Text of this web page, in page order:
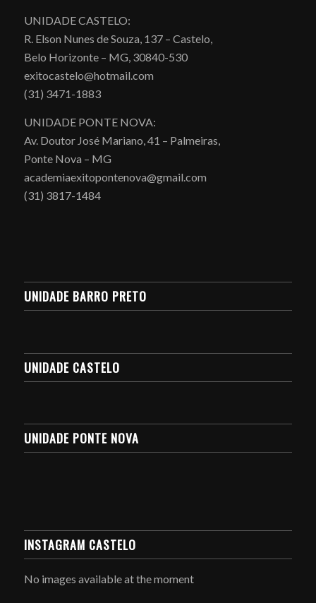
UNIDADE CASTELO:
R. Elson Nunes de Souza, 137 – Castelo,
Belo Horizonte – MG, 30840-530
exitocastelo@hotmail.com
(31) 3471-1883
UNIDADE PONTE NOVA:
Av. Doutor José Mariano, 41 – Palmeiras,
Ponte Nova – MG
academiaexitopontenova@gmail.com
(31) 3817-1484
UNIDADE BARRO PRETO
UNIDADE CASTELO
UNIDADE PONTE NOVA
INSTAGRAM CASTELO
No images available at the moment